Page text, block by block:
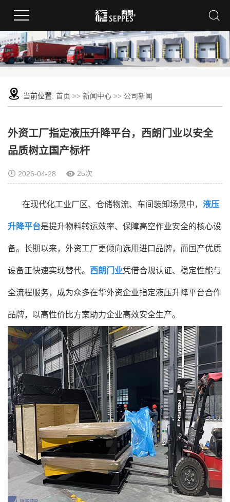
当前位置: 首页 >> 新闻中心 >> 公司新闻
外资工厂指定液压升降平台，西朗门业以安全
品质树立国产标杆
2026-04-28 25次
在现代化工业厂区、仓储物流、车间装卸场景中， 液压
升降平台是提升物料转运效率、保障高空作业安全的核心设
备。长期以来，外资工厂更倾向选用进口品牌，而国产优质
设备正快速实现替代。 西朗门业凭借合规认证、稳定性能与
全流程服务，成为众多在华外资企业指定液压升降平台合作
品牌，以高性价比方案助力企业高效安全生产。